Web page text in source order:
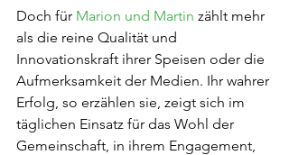
Doch für Marion und Martin zählt mehr
als die reine Qualität und
Innovationskraft ihrer Speisen oder die
Aufmerksamkeit der Medien. Ihr wahrer
Erfolg, so erzählen sie, zeigt sich im
täglichen Einsatz für das Wohl der
Gemeinschaft, in ihrem Engagement,